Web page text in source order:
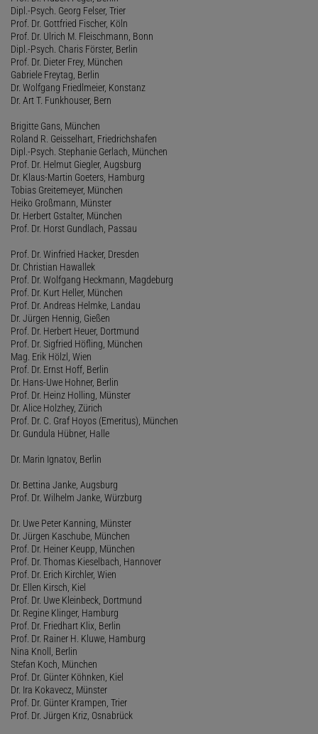
Dipl.-Psych. Georg Felser, Trier
Prof. Dr. Gottfried Fischer, Köln
Prof. Dr. Ulrich M. Fleischmann, Bonn
Dipl.-Psych. Charis Förster, Berlin
Prof. Dr. Dieter Frey, München
Gabriele Freytag, Berlin
Dr. Wolfgang Friedlmeier, Konstanz
Dr. Art T. Funkhouser, Bern
Brigitte Gans, München
Roland R. Geisselhart, Friedrichshafen
Dipl.-Psych. Stephanie Gerlach, München
Prof. Dr. Helmut Giegler, Augsburg
Dr. Klaus-Martin Goeters, Hamburg
Tobias Greitemeyer, München
Heiko Großmann, Münster
Dr. Herbert Gstalter, München
Prof. Dr. Horst Gundlach, Passau
Prof. Dr. Winfried Hacker, Dresden
Dr. Christian Hawallek
Prof. Dr. Wolfgang Heckmann, Magdeburg
Prof. Dr. Kurt Heller, München
Prof. Dr. Andreas Helmke, Landau
Dr. Jürgen Hennig, Gießen
Prof. Dr. Herbert Heuer, Dortmund
Prof. Dr. Sigfried Höfling, München
Mag. Erik Hölzl, Wien
Prof. Dr. Ernst Hoff, Berlin
Dr. Hans-Uwe Hohner, Berlin
Prof. Dr. Heinz Holling, Münster
Dr. Alice Holzhey, Zürich
Prof. Dr. C. Graf Hoyos (Emeritus), München
Dr. Gundula Hübner, Halle
Dr. Marin Ignatov, Berlin
Dr. Bettina Janke, Augsburg
Prof. Dr. Wilhelm Janke, Würzburg
Dr. Uwe Peter Kanning, Münster
Dr. Jürgen Kaschube, München
Prof. Dr. Heiner Keupp, München
Prof. Dr. Thomas Kieselbach, Hannover
Prof. Dr. Erich Kirchler, Wien
Dr. Ellen Kirsch, Kiel
Prof. Dr. Uwe Kleinbeck, Dortmund
Dr. Regine Klinger, Hamburg
Prof. Dr. Friedhart Klix, Berlin
Prof. Dr. Rainer H. Kluwe, Hamburg
Nina Knoll, Berlin
Stefan Koch, München
Prof. Dr. Günter Köhnken, Kiel
Dr. Ira Kokavecz, Münster
Prof. Dr. Günter Krampen, Trier
Prof. Dr. Jürgen Kriz, Osnabrück